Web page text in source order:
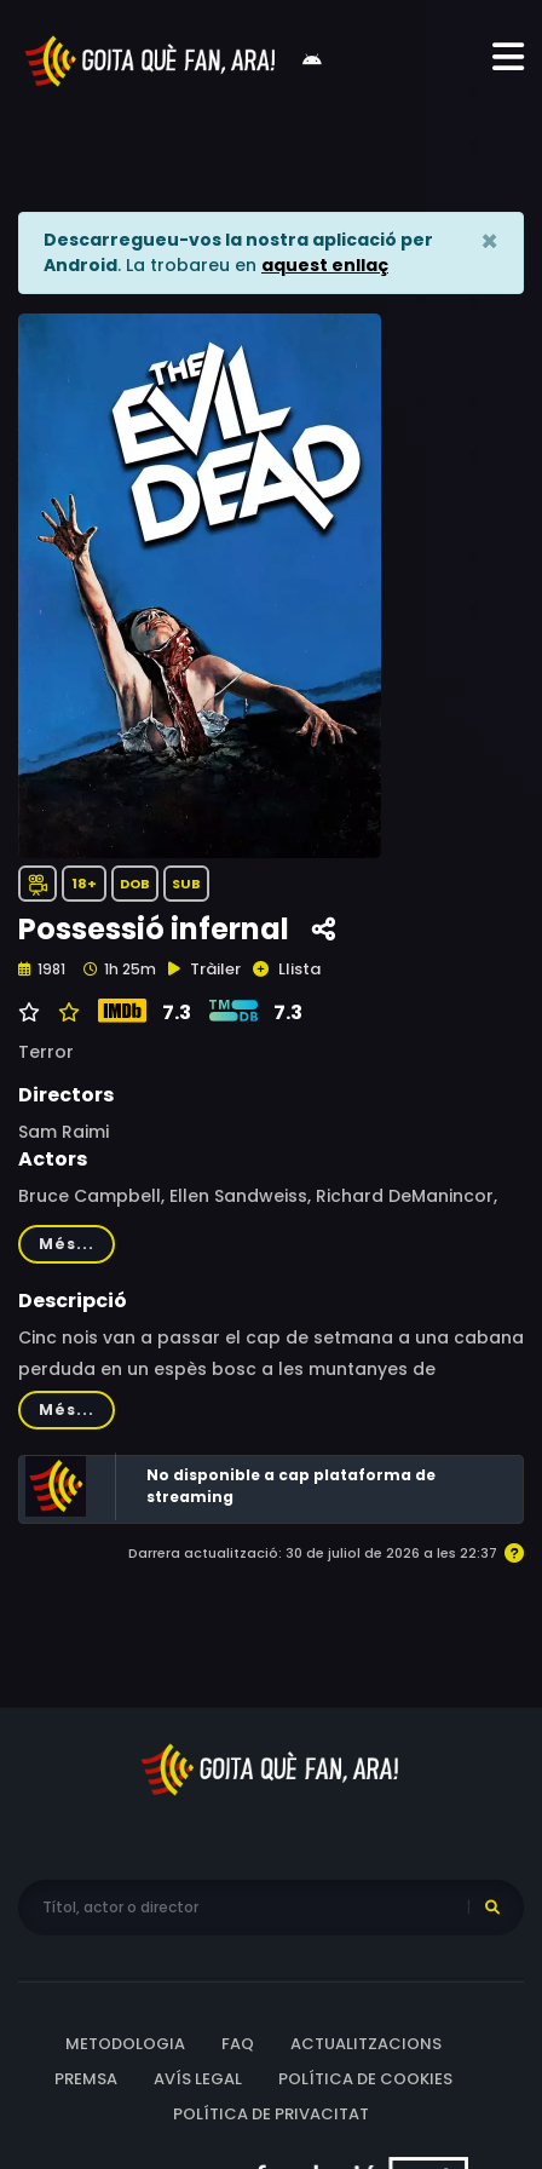
Descarregueu-vos la nostra aplicació per
Android. La trobareu en aquest enllaç
×
18+ DOB SUB
Possessió infernal
1981 1h 25m Tràiler Llista
7.3 7.3
Terror
Directors
Sam Raimi
Actors
Bruce Campbell, Ellen Sandweiss, Richard DeManincor,
Betsy Baker, Theresa Tilly, Philip A. Gillis, Dorothy Tapert,
Cheryl Guttridge, Barbara Carey, David Horton, Wendall
Thomas, Don Long, Stu Smith, Kurt Rauf, Ted Raimi, Ivan
Cameron, Joanne Kruse, Gwen Cochanski, Debie
Jarczewski, Josh Becker, Bob Dorian, Sam Raimi, Tom
Sullivan, Robert Tapert
Més...
Descripció
Cinc nois van a passar el cap de setmana a una cabana
perduda en un espès bosc a les muntanyes de
Tennessee. Un cop instal·lats, i quan es troben sopant, la
trapa que dóna accés al soterrani s'obre de cop.
Més...
No disponible a cap plataforma de
streaming
Darrera actualització: 30 de juliol de 2026 a les 22:37
METODOLOGIA FAQ
ACTUALITZACIONS
PREMSA
AVÍS LEGAL
POLÍTICA DE COOKIES
POLÍTICA DE PRIVACITAT